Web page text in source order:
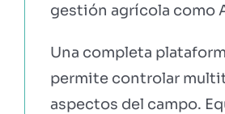
EBOOKS Y RECURSOS
PRUÉBALO GRATIS
gestión agrícola como
Una completa
permite controlar
aspectos del campo.